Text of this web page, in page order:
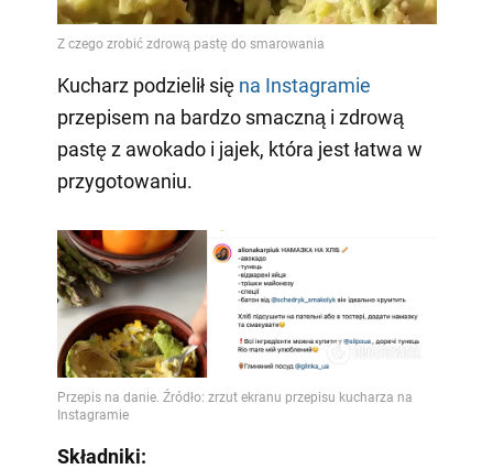
Kucharz podzielił się na Instagramie
przepisem na bardzo smaczną i zdrową
pastę z awokado i jajek, która jest łatwa w
przygotowaniu.
Składniki: